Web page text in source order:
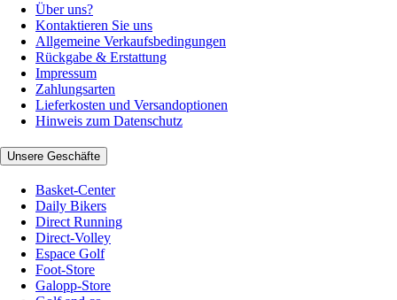
Über uns?
Kontaktieren Sie uns
Allgemeine Verkaufsbedingungen
Rückgabe & Erstattung
Impressum
Zahlungsarten
Lieferkosten und Versandoptionen
Hinweis zum Datenschutz
Unsere Geschäfte
Basket-Center
Daily Bikers
Direct Running
Direct-Volley
Espace Golf
Foot-Store
Galopp-Store